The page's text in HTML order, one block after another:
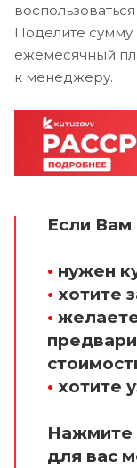
Поделите сумму
ежемесячный
к менеджеру.
Если Вам
• нужен
• хотите
•
• хотите
Нажмите
для вас